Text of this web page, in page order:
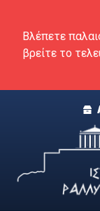
Βλέπετε
βρείτε το